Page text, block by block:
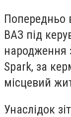
Попередньо
ВАЗ під
народження
Spark, за
місцевий
Унаслідок